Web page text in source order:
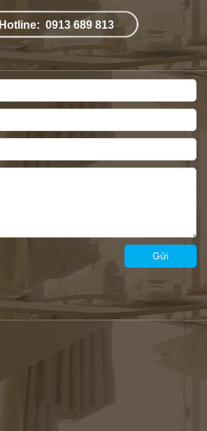
Hotline: 0913 689 813